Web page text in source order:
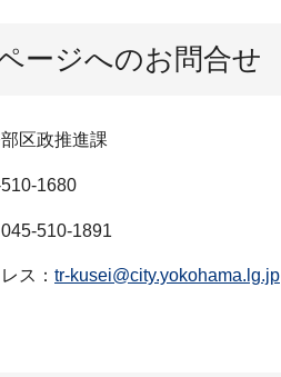
ージへのお問合せ
区政推進課
1680
510-1891
ス： tr-kusei@city.yokohama.lg.jp